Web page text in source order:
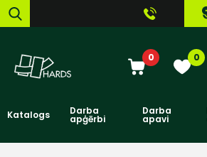
0 0
Katalogs Darba
apģērbi
Darba
apavi